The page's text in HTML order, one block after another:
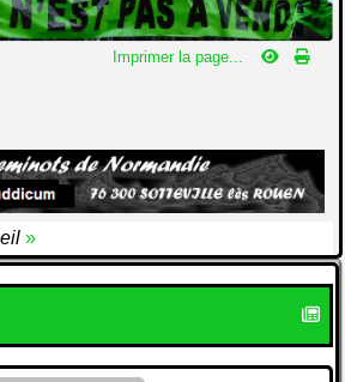
Imprimer la page...
»